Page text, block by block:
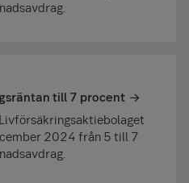
till 7 procent
2024 från 5 till 7